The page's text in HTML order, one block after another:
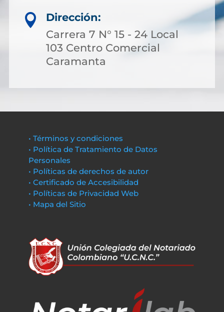

Dirección:
Carrera 7 N° 15 - 24 Local
103 Centro Comercial
Caramanta
• Términos y condiciones
• Política de Tratamiento de Datos
Personales
• Políticas de derechos de autor
• Certificado de Accesibilidad
• Políticas de Privacidad Web
• Mapa del Sitio